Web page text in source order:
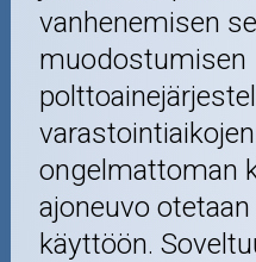
vanhenemisen
muodostumisen
ongelmattoman
ajoneuvo
käyttöön.